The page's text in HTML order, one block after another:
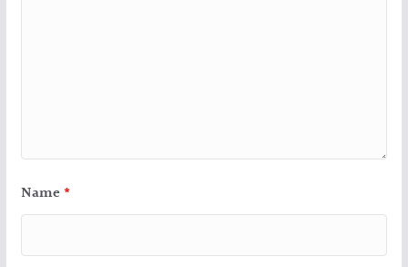
Name *